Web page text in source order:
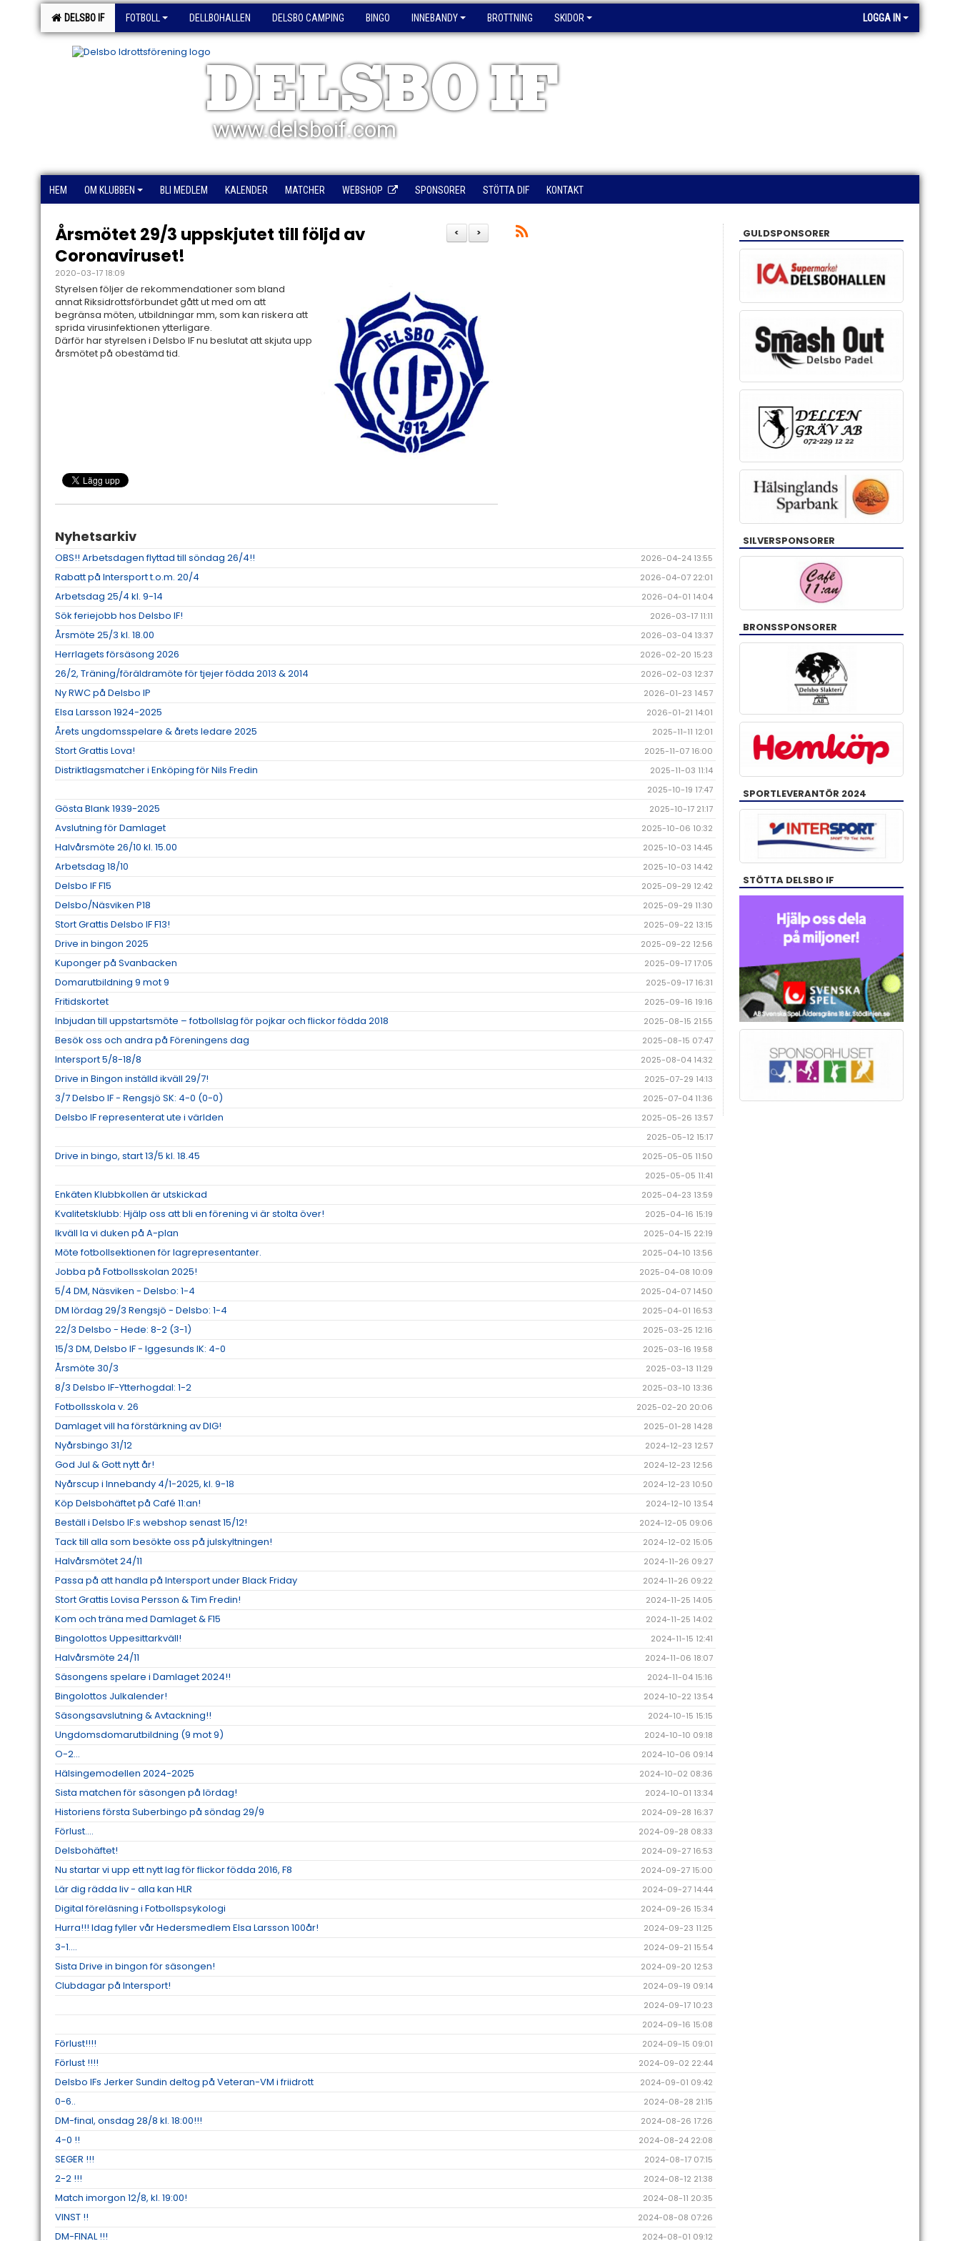
DELSBO IF FOTBOLL DELLBOHALLEN DELSBO CAMPING BINGO INNEBANDY BROTTNING SKIDOR LOGGA IN
DELSBO IF
www.delsboif.com
HEM OM KLUBBEN BLI MEDLEM KALENDER MATCHER WEBSHOP SPONSORER STÖTTA DIF KONTAKT
>
<
Årsmötet 29/3 uppskjutet till följd av
Coronaviruset!
2020-03-17 18:09
Styrelsen följer de rekommendationer som bland
annat Riksidrottsförbundet gått ut med om att
begränsa möten, utbildningar mm, som kan riskera att
sprida virusinfektionen ytterligare.
Därför har styrelsen i Delsbo IF nu beslutat att skjuta upp
årsmötet på obestämd tid.
Nyhetsarkiv
OBS!! Arbetsdagen flyttad till söndag 26/4!! 2026-04-24 13:55
Rabatt på Intersport t.o.m. 20/4 2026-04-07 22:01
Arbetsdag 25/4 kl. 9-14 2026-04-01 14:04
Sök feriejobb hos Delsbo IF! 2026-03-17 11:11
Årsmöte 25/3 kl. 18.00 2026-03-04 13:37
Herrlagets försäsong 2026 2026-02-20 15:23
26/2, Träning/föräldramöte för tjejer födda 2013 & 2014 2026-02-03 12:37
Ny RWC på Delsbo IP 2026-01-23 14:57
Elsa Larsson 1924-2025 2026-01-21 14:01
Årets ungdomsspelare & årets ledare 2025 2025-11-11 12:01
Stort Grattis Lova! 2025-11-07 16:00
Distriktlagsmatcher i Enköping för Nils Fredin
2025-11-03 11:14
2025-10-19 17:47
Gösta Blank 1939-2025 2025-10-17 21:17
Avslutning för Damlaget 2025-10-06 10:32
Halvårsmöte 26/10 kl. 15.00 2025-10-03 14:45
Arbetsdag 18/10 2025-10-03 14:42
Delsbo IF F15 2025-09-29 12:42
Delsbo/Näsviken P18 2025-09-29 11:30
Stort Grattis Delsbo IF F13! 2025-09-22 13:15
Drive in bingon 2025 2025-09-22 12:56
Kuponger på Svanbacken 2025-09-17 17:05
Domarutbildning 9 mot 9 2025-09-17 16:31
Fritidskortet 2025-09-16 19:16
Inbjudan till uppstartsmöte – fotbollslag för pojkar och flickor födda 2018 2025-08-15 21:55
Besök oss och andra på Föreningens dag 2025-08-15 07:47
Intersport 5/8-18/8 2025-08-04 14:32
Drive in Bingon inställd ikväll 29/7! 2025-07-29 14:13
3/7 Delsbo IF - Rengsjö SK: 4-0 (0-0) 2025-07-04 11:36
Delsbo IF representerat ute i världen
2025-05-26 13:57
2025-05-12 15:17
Drive in bingo, start 13/5 kl. 18.45
2025-05-05 11:50
2025-05-05 11:41
Enkäten Klubbkollen är utskickad 2025-04-23 13:59
Kvalitetsklubb: Hjälp oss att bli en förening vi är stolta över! 2025-04-16 15:19
Ikväll la vi duken på A-plan 2025-04-15 22:19
Möte fotbollsektionen för lagrepresentanter. 2025-04-10 13:56
Jobba på Fotbollsskolan 2025! 2025-04-08 10:09
5/4 DM, Näsviken - Delsbo: 1-4 2025-04-07 14:50
DM lördag 29/3 Rengsjö - Delsbo: 1-4 2025-04-01 16:53
22/3 Delsbo - Hede: 8-2 (3-1) 2025-03-25 12:16
15/3 DM, Delsbo IF - Iggesunds IK: 4-0 2025-03-16 19:58
Årsmöte 30/3 2025-03-13 11:29
8/3 Delsbo IF-Ytterhogdal: 1-2 2025-03-10 13:36
Fotbollsskola v. 26 2025-02-20 20:06
Damlaget vill ha förstärkning av DIG! 2025-01-28 14:28
Nyårsbingo 31/12 2024-12-23 12:57
God Jul & Gott nytt år! 2024-12-23 12:56
Nyårscup i Innebandy 4/1-2025, kl. 9-18 2024-12-23 10:50
Köp Delsbohäftet på Café 11:an! 2024-12-10 13:54
Beställ i Delsbo IF:s webshop senast 15/12! 2024-12-05 09:06
Tack till alla som besökte oss på julskyltningen! 2024-12-02 15:05
Halvårsmötet 24/11 2024-11-26 09:27
Passa på att handla på Intersport under Black Friday 2024-11-26 09:22
Stort Grattis Lovisa Persson & Tim Fredin! 2024-11-25 14:05
Kom och träna med Damlaget & F15 2024-11-25 14:02
Bingolottos Uppesittarkväll! 2024-11-15 12:41
Halvårsmöte 24/11 2024-11-06 18:07
Säsongens spelare i Damlaget 2024!! 2024-11-04 15:16
Bingolottos Julkalender! 2024-10-22 13:54
Säsongsavslutning & Avtackning!! 2024-10-15 15:15
Ungdomsdomarutbildning (9 mot 9) 2024-10-10 09:18
O-2... 2024-10-06 09:14
Hälsingemodellen 2024-2025 2024-10-02 08:36
Sista matchen för säsongen på lördag! 2024-10-01 13:34
Historiens första Suberbingo på söndag 29/9 2024-09-28 16:37
Förlust.... 2024-09-28 08:33
Delsbohäftet! 2024-09-27 16:53
Nu startar vi upp ett nytt lag för flickor födda 2016, F8 2024-09-27 15:00
Lär dig rädda liv - alla kan HLR 2024-09-27 14:44
Digital föreläsning i Fotbollspsykologi 2024-09-26 15:34
Hurra!!! Idag fyller vår Hedersmedlem Elsa Larsson 100år! 2024-09-23 11:25
3-1.... 2024-09-21 15:54
Sista Drive in bingon för säsongen! 2024-09-20 12:53
Clubdagar på Intersport!
2024-09-19 09:14
2024-09-17 10:23
2024-09-16 15:08
Förlust!!!! 2024-09-15 09:01
Förlust !!!! 2024-09-02 22:44
Delsbo IFs Jerker Sundin deltog på Veteran-VM i friidrott 2024-09-01 09:42
0-6.. 2024-08-28 21:15
DM-final, onsdag 28/8 kl. 18:00!!! 2024-08-26 17:26
4-0 !! 2024-08-24 22:08
SEGER !!! 2024-08-17 07:15
2-2 !!! 2024-08-12 21:38
Match imorgon 12/8, kl. 19:00! 2024-08-11 20:35
VINST !! 2024-08-08 07:26
DM-FINAL !!! 2024-08-01 09:12
GULDSPONSORER
SILVERSPONSORER
BRONSSPONSORER
SPORTLEVERANTÖR 2024
STÖTTA DELSBO IF